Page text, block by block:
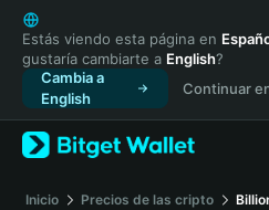
English
日本語
Tiếng Việt
Русский
Español (Latinoamérica)
Türkçe
Français
Estás viendo esta página en
gustaría cambiarte a English?
Cambia a
English
Continuar
Inicio Precios de las cripto